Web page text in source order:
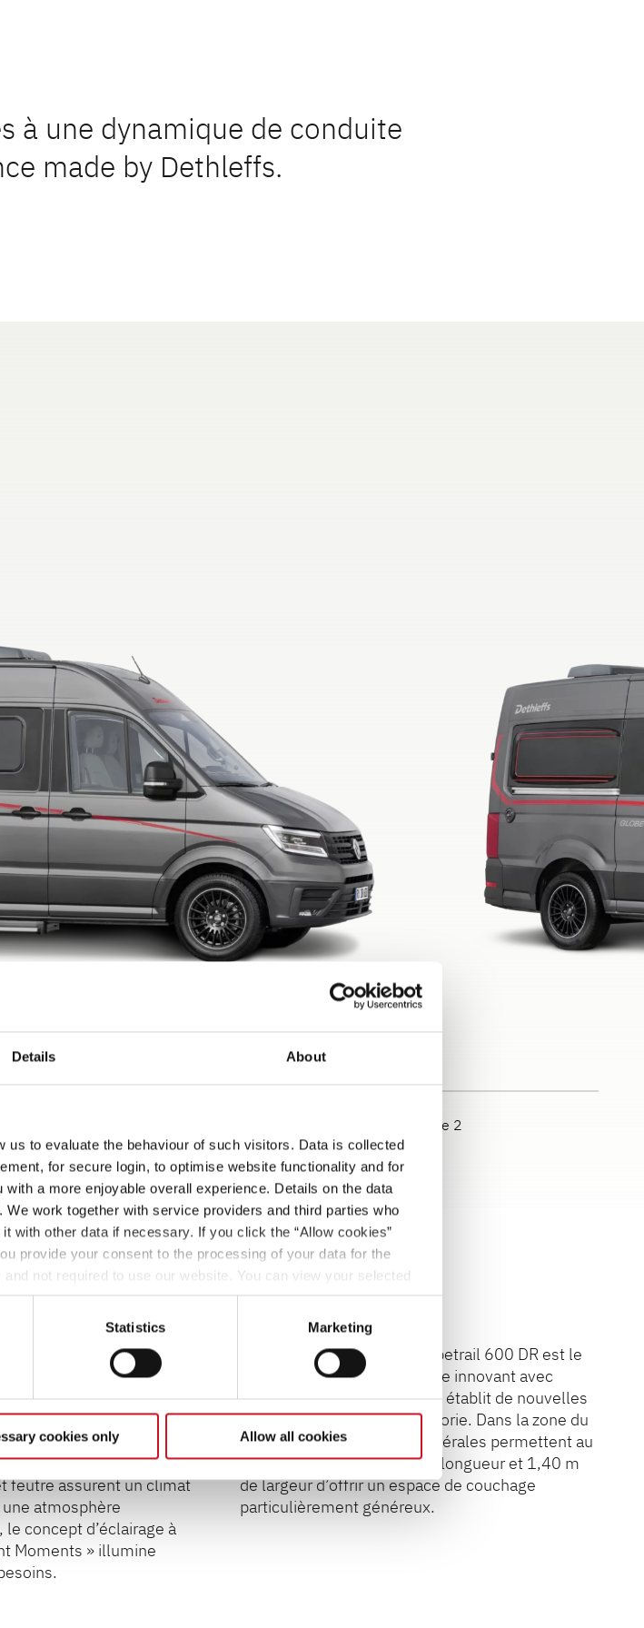
Details About
us to evaluate the behaviour of such visitors. Data is collected
for secure login, to optimise website functionality and for
a more enjoyable overall experience. Details on the data
We work together with service providers and third parties who
with other data if necessary. If you click the “Allow cookies”
provide your consent to the processing of your data for the
not required to use our website. You can view your selected
(such as by using the fingerprint button at the bottom left of
Policy.
Statistics Marketing
cookies only Allow all cookies
à une dynamique de conduite
made by Dethleffs.
Vue arrière 2
Performance se distingue
son équipement
de conduite et d’habitation
vie, des revêtements
feutre assurent un climat
atmosphère
concept d’éclairage à
Moments » illumine
L’un des points forts du Globetrail 600 DR est le
cabinet de toilette modulable innovant avec
douche au niveau du sol, qui établit de nouvelles
références dans cette catégorie. Dans la zone du
lit arrière, des extensions latérales permettent au
lit transversal de 2,00 m de longueur et 1,40 m
de largeur d’offrir un espace de couchage
particulièrement généreux.